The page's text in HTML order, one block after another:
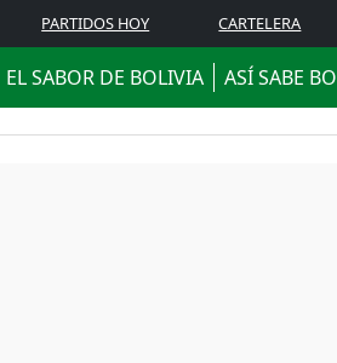
PARTIDOS HOY CARTELERA
EL SABOR DE BOLIVIA ASÍ SABE